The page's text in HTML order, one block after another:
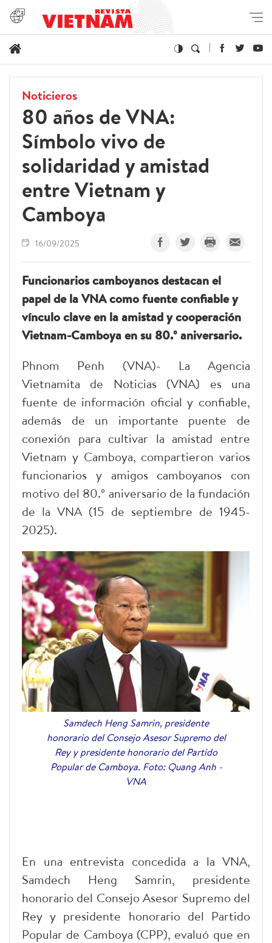
Noticieros
80 años de VNA:
Símbolo vivo de
solidaridad y amistad
entre Vietnam y
Camboya
16/09/2025
Funcionarios camboyanos destacan el
papel de la VNA como fuente confiable y
vínculo clave en la amistad y cooperación
Vietnam-Camboya en su 80.º aniversario.
Phnom Penh (VNA)- La Agencia
Vietnamita de Noticias (VNA) es una
fuente de información oficial y confiable,
además de un importante puente de
conexión para cultivar la amistad entre
Vietnam y Camboya, compartieron varios
funcionarios y amigos camboyanos con
motivo del 80.º aniversario de la fundación
de la VNA (15 de septiembre de 1945-
2025).
Samdech Heng Samrin, presidente
honorario del Consejo Asesor Supremo del
Rey y presidente honorario del Partido
Popular de Camboya. Foto: Quang Anh -
VNA
En una entrevista concedida a la VNA,
Samdech Heng Samrin, presidente
honorario del Consejo Asesor Supremo del
Rey y presidente honorario del Partido
Popular de Camboya (CPP), evaluó que en